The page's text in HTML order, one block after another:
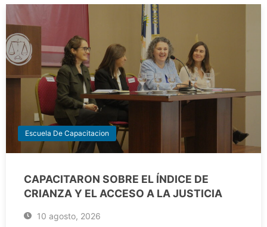
Escuela De Capacitacion
CAPACITARON SOBRE EL ÍNDICE DE
CRIANZA Y EL ACCESO A LA JUSTICIA
10 agosto, 2026